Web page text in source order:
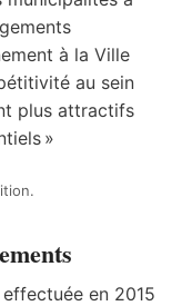
à la Ville
au sein
plus attractifs
»
en 2015